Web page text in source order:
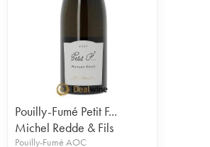
Pouilly-Fumé Petit F...
Michel Redde & Fils
Pouilly-Fumé AOC